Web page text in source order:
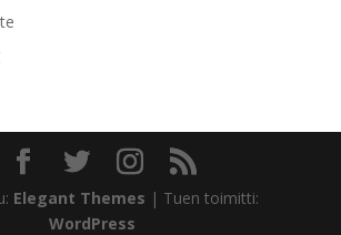
Elegant Themes | Tuen toimitti:
WordPress